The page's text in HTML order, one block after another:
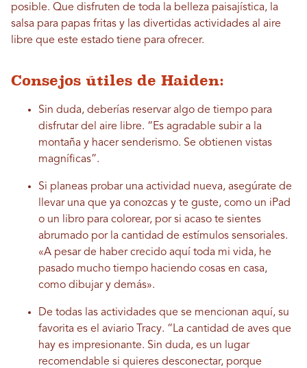
posible. Que disfruten de toda la belleza paisajística, la
salsa para papas fritas y las divertidas actividades al aire
libre que este estado tiene para ofrecer.
Consejos útiles de Haiden:
Sin duda, deberías reservar algo de tiempo para
disfrutar del aire libre. “Es agradable subir a la
montaña y hacer senderismo. Se obtienen vistas
magníficas”.
Si planeas probar una actividad nueva, asegúrate de
llevar una que ya conozcas y te guste, como un iPad
o un libro para colorear, por si acaso te sientes
abrumado por la cantidad de estímulos sensoriales.
«A pesar de haber crecido aquí toda mi vida, he
pasado mucho tiempo haciendo cosas en casa,
como dibujar y demás».
De todas las actividades que se mencionan aquí, su
favorita es el aviario Tracy. “La cantidad de aves que
hay es impresionante. Sin duda, es un lugar
recomendable si quieres desconectar, porque